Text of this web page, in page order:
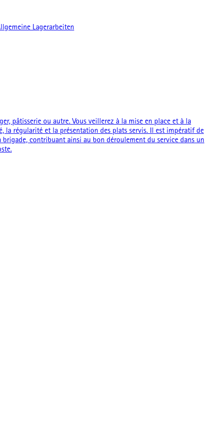
Lagerarbeiten
pâtisserie ou autre. Vous veillerez à la mise en place et à la
la régularité et la présentation des plats servis. Il est impératif de
contribuant ainsi au bon déroulement du service dans un